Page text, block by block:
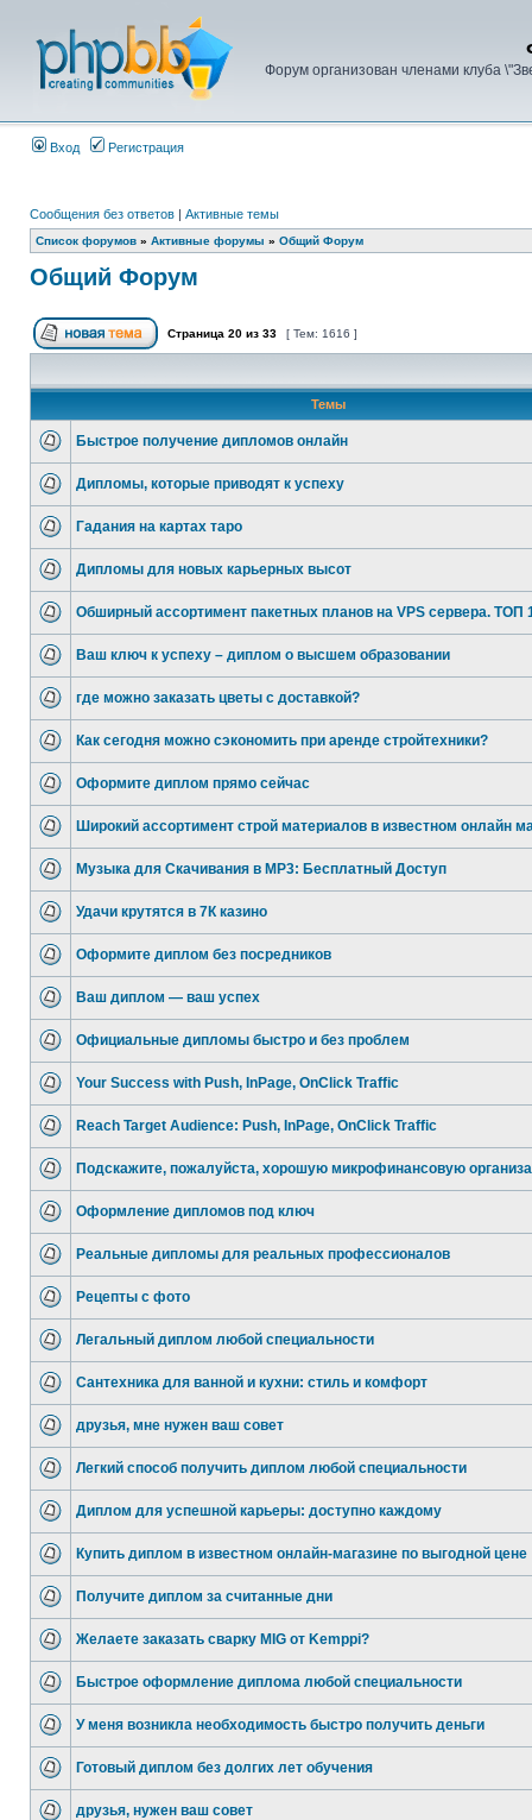
Форум организован членами клуба
Вход Регистрация
Сообщения без ответов | Активные темы
Список форумов » Активные форумы » Общий Форум
Общий Форум
Страница 20 из 33 [ Тем: 1616 ]
Темы
Быстрое получение дипломов онлайн
Дипломы, которые приводят к успеху
Гадания на картах таро
Дипломы для новых карьерных высот
Обширный ассортимент пакетных планов на VPS сервера. ТОП
Ваш ключ к успеху – диплом о высшем образовании
где можно заказать цветы с доставкой?
Как сегодня можно сэкономить при аренде стройтехники?
Оформите диплом прямо сейчас
Широкий ассортимент строй материалов в известном онлайн
Музыка для Скачивания в MP3: Бесплатный Доступ
Удачи крутятся в 7К казино
Оформите диплом без посредников
Ваш диплом — ваш успех
Официальные дипломы быстро и без проблем
Your Success with Push, InPage, OnClick Traffic
Reach Target Audience: Push, InPage, OnClick Traffic
Подскажите, пожалуйста, хорошую микрофинансовую
Оформление дипломов под ключ
Реальные дипломы для реальных профессионалов
Рецепты с фото
Легальный диплом любой специальности
Сантехника для ванной и кухни: стиль и комфорт
друзья, мне нужен ваш совет
Легкий способ получить диплом любой специальности
Диплом для успешной карьеры: доступно каждому
Купить диплом в известном онлайн-магазине по выгодной цене
Получите диплом за считанные дни
Желаете заказать сварку MIG от Kemppi?
Быстрое оформление диплома любой специальности
У меня возникла необходимость быстро получить деньги
Готовый диплом без долгих лет обучения
друзья, нужен ваш совет